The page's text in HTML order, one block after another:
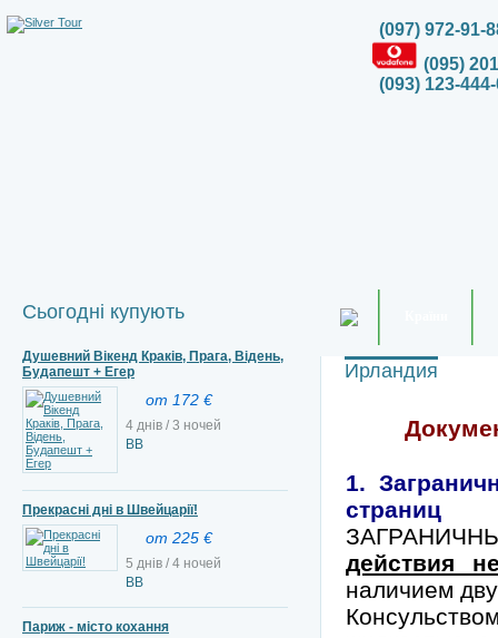
(097) 972-91-
(095)
(093) 123-
Ирландия
1.
страниц
действия
наличием
Сьогодні купують
Душевний Вікенд Краків, Прага, Відень,
Будапешт + Егер
от 172 €
4 днів / 3 ночей
ВВ
Прекрасні дні в Швейцарії!
от 225 €
5 днів / 4 ночей
BB
Париж - місто кохання